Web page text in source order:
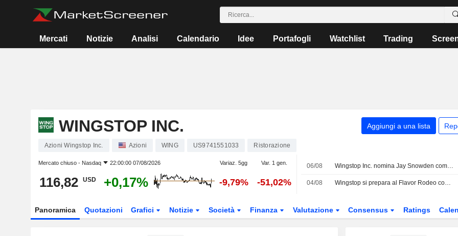
Mercati Notizie Analisi Calendario Idee Portafogli Watchlist Trading
WINGSTOP INC. Aggiungi a una lista
Azioni Wingstop Inc. Azioni WING US9741551033 Ristorazione
Mercato chiuso - Nasdaq 22:00:00 07/08/2026 Variaz. 5gg Var. 1 gen.
116,82 USD +0,17% -9,79% -51,02%
06/08 Wingstop Inc. nomina Jay Snowden come amministratore e membro del comitato, con effetto dal 6 agosto 2026
04/08 Wingstop si prepara al Flavor Rodeo con i classici BBQ Carolina Gold e Jamaican Jerk
Panoramica Quotazioni Grafici Notizie Società Finanza Valutazione Consensus Ratings